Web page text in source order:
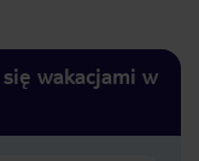
wakacjami w